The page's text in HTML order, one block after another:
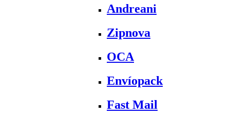
Andreani
Zipnova
OCA
Envíopack
Fast Mail